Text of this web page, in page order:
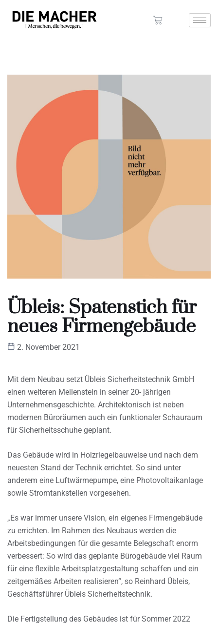
Übleis: Spatenstich für
neues Firmengebäude
2. November 2021
Mit dem Neubau setzt Übleis Sicherheitstechnik GmbH
einen weiteren Meilenstein in seiner 20- jährigen
Unternehmensgeschichte. Architektonisch ist neben
modernen Büroräumen auch ein funktionaler Schauraum
für Sicherheitsschuhe geplant.
Das Gebäude wird in Holzriegelbauweise und nach dem
neuesten Stand der Technik errichtet. So sind unter
anderem eine Luftwärmepumpe, eine Photovoltaikanlage
sowie Stromtankstellen vorgesehen.
„Es war immer unsere Vision, ein eigenes Firmengebäude
zu errichten. Im Rahmen des Neubaus werden die
Arbeitsbedingungen für die gesamte Belegschaft enorm
verbessert: So wird das geplante Bürogebäude viel Raum
für eine flexible Arbeitsplatzgestaltung schaffen und ein
zeitgemäßes Arbeiten realisieren“, so Reinhard Übleis,
Geschäftsführer Übleis Sicherheitstechnik.
Die Fertigstellung des Gebäudes ist für Sommer 2022